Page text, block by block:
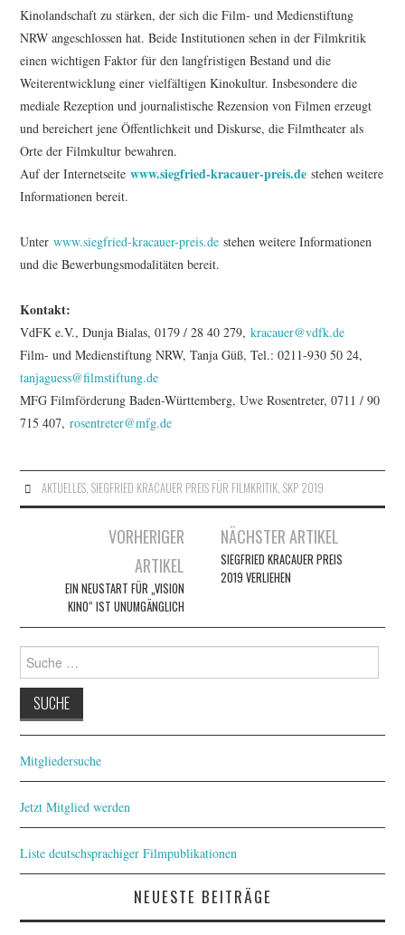
Kinolandschaft zu stärken, der sich die Film- und Medienstiftung
NRW angeschlossen hat. Beide Institutionen sehen in der Filmkritik
einen wichtigen Faktor für den langfristigen Bestand und die
Weiterentwicklung einer vielfältigen Kinokultur. Insbesondere die
mediale Rezeption und journalistische Rezension von Filmen erzeugt
und bereichert jene Öffentlichkeit und Diskurse, die Filmtheater als
Orte der Filmkultur bewahren.
Auf der Internetseitewww.siegfried-kracauer-preis.de stehen weitere
Informationen bereit.
Unterwww.siegfried-kracauer-preis.de stehen weitere Informationen
und die Bewerbungsmodalitäten bereit.
Kontakt:
VdFK e.V., Dunja Bialas, 0179 / 28 40 279,kracauer@vdfk.de
Film- und Medienstiftung NRW, Tanja Güß, Tel.: 0211-930 50 24,
tanjaguess@filmstiftung.de
MFG Filmförderung Baden-Württemberg, Uwe Rosentreter, 0711 / 90
715 407,rosentreter@mfg.de
AKTUELLES, SIEGFRIED KRACAUER PREIS FÜR FILMKRITIK, SKP 2019
VORHERIGER
ARTIKEL
EIN NEUSTART FÜR „VISION
KINO“ IST UNUMGÄNGLICH
NÄCHSTER ARTIKEL
SIEGFRIED KRACAUER PREIS
2019 VERLIEHEN
Suche
nach:
Mitgliedersuche
Jetzt Mitglied werden
Liste deutschsprachiger Filmpublikationen
NEUESTE BEITRÄGE